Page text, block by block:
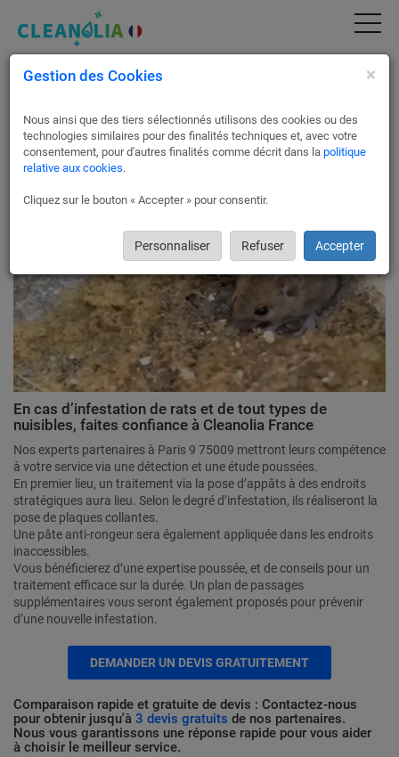
Traitement contre les rats, souris -
Cleanolia France vous fait bénéficier d’un service de
dératisation professionnel via nos partenaires dératiseurs à
Paris 9 !
En cas d’infestation de rats et de tout types de
nuisibles, faites confiance à Cleanolia France
Nos experts partenaires à Paris 9 75009 mettront leurs compétence
à votre service via une détection et une étude poussées.
En premier lieu, un traitement via la pose d’appâts à des endroits
stratégiques aura lieu. Selon le degré d’infestation, ils réaliseront la
pose de plaques collantes.
Une pâte anti-rongeur sera également appliquée dans les endroits
inaccessibles.
Vous bénéficierez d’une expertise poussée, et de conseils pour un
traitement efficace sur la durée. Un plan de passages
supplémentaires vous seront également proposés pour prévenir
d’une nouvelle infestation.
DEMANDER UN DEVIS GRATUITEMENT
Comparaison rapide et gratuite de devis : Contactez-nous
pour obtenir jusqu'à 3 devis gratuits de nos partenaires.
Nous vous garantissons une réponse rapide pour vous aider
à choisir le meilleur service.
Gestion des Cookies ×
Nous ainsi que des tiers sélectionnés utilisons des cookies ou des
technologies similaires pour des finalités techniques et, avec votre
consentement, pour d'autres finalités comme décrit dans la politique
relative aux cookies.
Cliquez sur le bouton « Accepter » pour consentir.
Personnaliser Refuser Accepter